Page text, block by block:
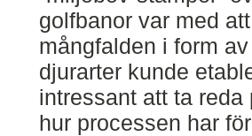
golfbanor var med
mångfalden i form
djurarter kunde
intressant att ta
hur processen har